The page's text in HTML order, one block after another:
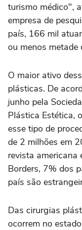
turismo médico",
empresa de
país, 166 mil
ou menos metade
O maior ativo
plásticas. De
junho pela
Plástica Estética,
esse tipo de
de 2 milhões em
revista americana
Borders, 7% dos
país são
Das cirurgias
ocorrem no